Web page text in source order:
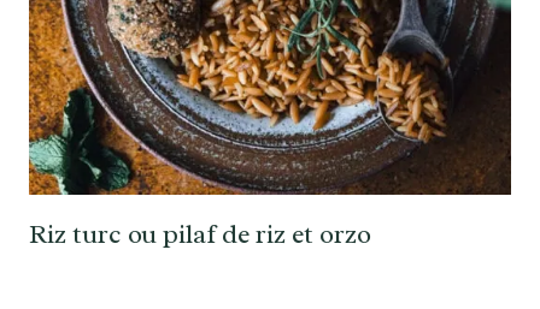
Riz turc ou pilaf de riz et orzo